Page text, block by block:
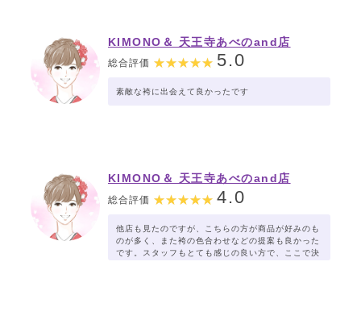
KIMONO＆ 天王寺あべのand店
総合評価 5.0
素敵な袴に出会えて良かったです
KIMONO＆ 天王寺あべのand店
総合評価 4.0
他店も見たのですが、こちらの方が商品が好みのも
のが多く、また袴の色合わせなどの提案も良かった
です。スタッフもとても感じの良い方で、ここで決